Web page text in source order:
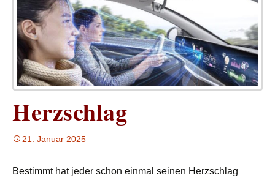
Herzschlag
21. Januar 2025
Bestimmt hat jeder schon einmal seinen Herzschlag